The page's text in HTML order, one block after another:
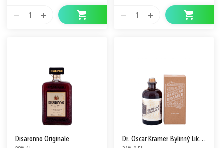
1 1
Disaronno Originale Dr. Oscar Kramer Bylinný Likér v Krabici